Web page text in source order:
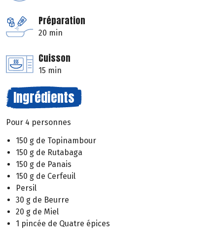
Préparation
20 min
Cuisson
15 min
Ingrédients
Pour 4 personnes
150 g de Topinambour
150 g de Rutabaga
150 g de Panais
150 g de Cerfeuil
Persil
30 g de Beurre
20 g de Miel
1 pincée de Quatre épices